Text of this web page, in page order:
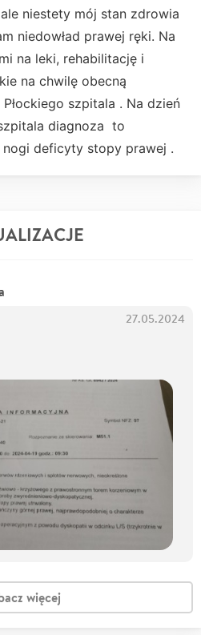
niestety mój stan zdrowia
niedowład prawej ręki. Na
na leki, rehabilitację i
na chwilę obecną
szpitala . Na dzień
diagnoza to
nogi deficyty stopy prawej .
27.05.2024
więcej